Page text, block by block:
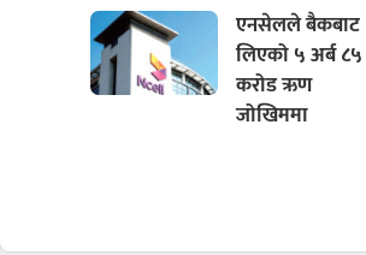
एनसेलले बैकबाट
लिएको ५ अर्ब ८५
करोड ऋण
जोखिममा